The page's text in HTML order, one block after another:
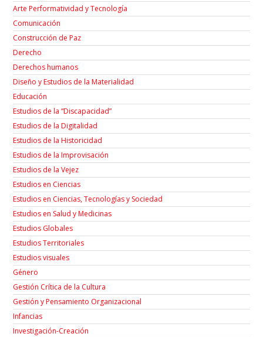
Arte Performatividad y Tecnología
Comunicación
Construcción de Paz
Derecho
Derechos humanos
Diseño y Estudios de la Materialidad
Educación
Estudios de la “Discapacidad”
Estudios de la Digitalidad
Estudios de la Historicidad
Estudios de la Improvisación
Estudios de la Vejez
Estudios en Ciencias
Estudios en Ciencias, Tecnologías y Sociedad
Estudios en Salud y Medicinas
Estudios Globales
Estudios Territoriales
Estudios visuales
Género
Gestión Crítica de la Cultura
Gestión y Pensamiento Organizacional
Infancias
Investigación-Creación